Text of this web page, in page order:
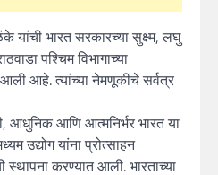
यांची भारत सरकारच्या सुक्ष्म, लघु
पश्चिम विभागाच्या
आहे. त्यांच्या नेमणूकीचे सर्वत्र
आधुनिक आणि आत्मनिर्भर भारत या
उद्योग यांना प्रोत्साहन
स्थापना करण्यात आली. भारताच्या